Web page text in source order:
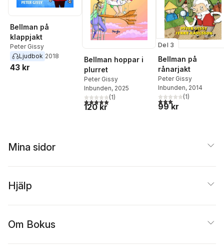
Bellman på
klappjakt
Peter Gissy
Ljudbok 2018
43 kr
Bellman hoppar i
plurret
Peter Gissy
Inbunden, 2025
5,0utav 5 stjärnor. Totalt antal röster:
(1)
120 kr
Del 3
Bellman på
rånarjakt
Peter Gissy
Inbunden, 2014
3,0utav 5 stjärnor.
(1)
99 kr
Mina sidor
Hjälp
Om Bokus